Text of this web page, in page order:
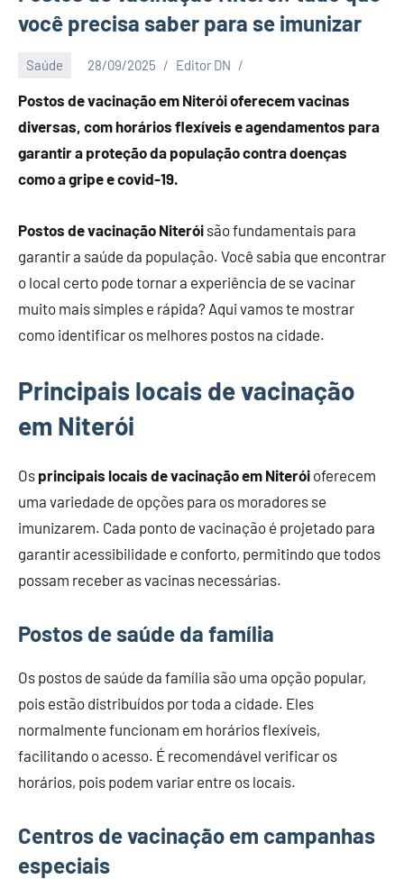
você precisa saber para se imunizar
Saúde 28/09/2025 Editor DN
Postos de vacinação em Niterói oferecem vacinas
diversas, com horários flexíveis e agendamentos para
garantir a proteção da população contra doenças
como a gripe e covid-19.
Postos de vacinação Niterói são fundamentais para
garantir a saúde da população. Você sabia que encontrar
o local certo pode tornar a experiência de se vacinar
muito mais simples e rápida? Aqui vamos te mostrar
como identificar os melhores postos na cidade.
Principais locais de vacinação
em Niterói
Os principais locais de vacinação em Niterói oferecem
uma variedade de opções para os moradores se
imunizarem. Cada ponto de vacinação é projetado para
garantir acessibilidade e conforto, permitindo que todos
possam receber as vacinas necessárias.
Postos de saúde da família
Os postos de saúde da família são uma opção popular,
pois estão distribuídos por toda a cidade. Eles
normalmente funcionam em horários flexíveis,
facilitando o acesso. É recomendável verificar os
horários, pois podem variar entre os locais.
Centros de vacinação em campanhas
especiais